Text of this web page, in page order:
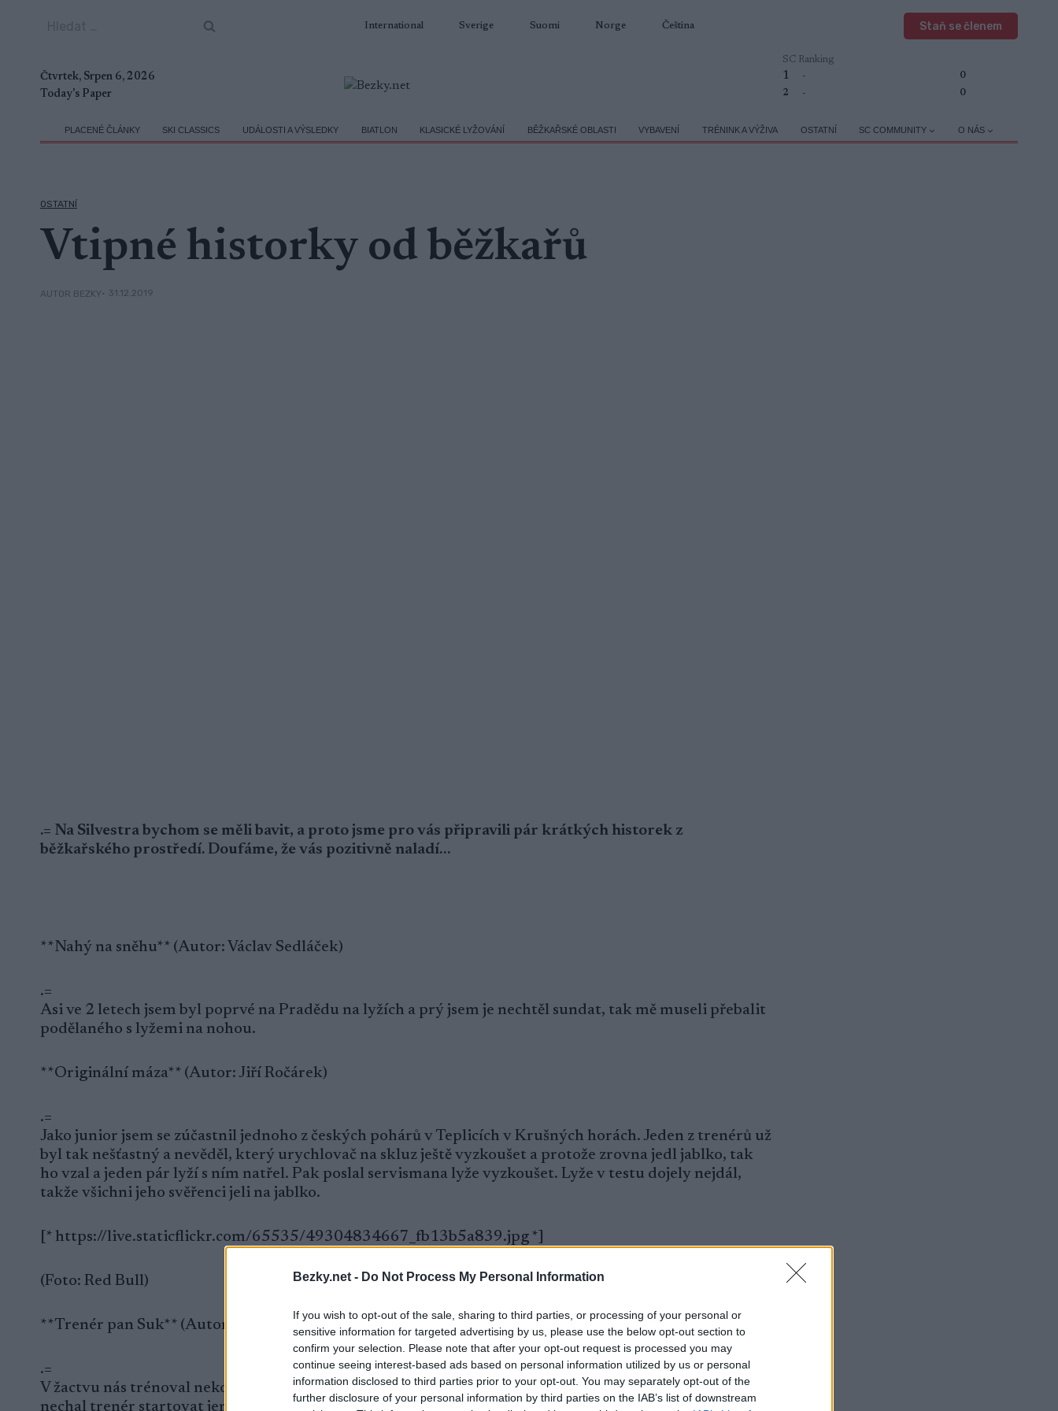
Bezky.net - Do Not Process My Personal Information
If you wish to opt-out of the sale, sharing to third parties, or processing of your personal or
sensitive information for targeted advertising by us, please use the below opt-out section to
confirm your selection. Please note that after your opt-out request is processed you may
continue seeing interest-based ads based on personal information utilized by us or personal
information disclosed to third parties prior to your opt-out. You may separately opt-out of the
further disclosure of your personal information by third parties on the IAB’s list of downstream
International Sverige Suomi Norge Čeština Staň se členem
Čtvrtek, Srpen 6, 2026
Today's Paper
SC Ranking
1 -
0
2
- 0
PLACENÉ ČLÁNKY SKI CLASSICS UDÁLOSTI A VÝSLEDKY BIATLON KLASICKÉ LYŽOVÁNÍ BĚŽKAŘSKÉ OBLASTI VYBAVENÍ TRÉNINK A VÝŽIVA OSTATNÍ SC COMMUNITY O NÁS
OSTATNÍ
Vtipné historky od běžkařů
AUTOR BEZKY• 31.12.2019
.= Na Silvestra bychom se měli bavit, a proto jsme pro vás připravili pár krátkých historek z
běžkařského prostředí. Doufáme, že vás pozitivně naladí…
**Nahý na sněhu** (Autor: Václav Sedláček)
.=
Asi ve 2 letech jsem byl poprvé na Pradědu na lyžích a prý jsem je nechtěl sundat, tak mě museli přebalit
podělaného s lyžemi na nohou.
**Originální máza** (Autor: Jiří Ročárek)
.=
Jako junior jsem se zúčastnil jednoho z českých pohárů v Teplicích v Krušných horách. Jeden z trenérů už
byl tak nešťastný a nevěděl, který urychlovač na skluz ještě vyzkoušet a protože zrovna jedl jablko, tak
ho vzal a jeden pár lyží s ním natřel. Pak poslal servismana lyže vyzkoušet. Lyže v testu dojely nejdál,
takže všichni jeho svěřenci jeli na jablko.
[* https://live.staticflickr.com/65535/49304834667_fb13b5a839.jpg *]
(Foto: Red Bull)
**Trenér pan Suk** (Autorka: Lucie Charvátová)
.=
V žactvu nás trénoval nekompromisní pan Suk. Když si jeden kluk zlomil při rozcvičování hůl, tak ho
nechal trenér startovat jen s jednou holí. Když je prý takový vůl, tak ať si poradí. On byl svůj, milujeme